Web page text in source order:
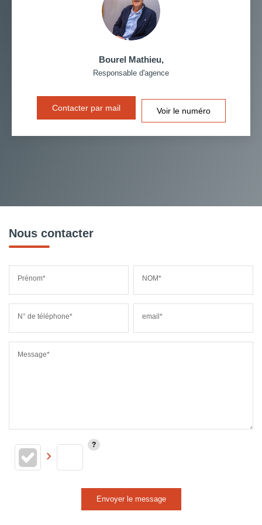
Bourel Mathieu,
Responsable d'agence
Contacter par mail Voir le numéro
Nous contacter
Prénom* NOM*
N° de téléphone* email*
Message*
Envoyer le message